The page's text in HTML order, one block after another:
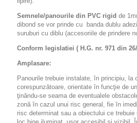
Semnele/panourile din PVC rigid de
dibond se vor prinde cu banda dublu
suruburi cu diblu (accesoriile de prindere
Conform legislatiei ( H.G. nr. 971 din
Amplasare:
Panourile trebuie instalate, în principiu, la
corespunzătoare, orientate în funcţie de
ţinându-se seama de eventualele
zonă în cazul unui risc general, fie în
risc determinat sau a obiectului ce